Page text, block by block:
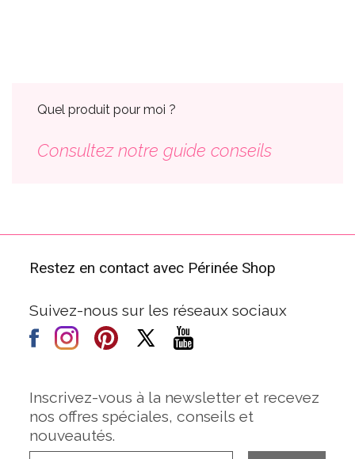
Quel produit pour moi ?
Consultez notre guide conseils
Restez en contact avec Périnée Shop
Suivez-nous sur les réseaux sociaux
Inscrivez-vous à la newsletter et recevez
nos offres spéciales, conseils et
nouveautés.